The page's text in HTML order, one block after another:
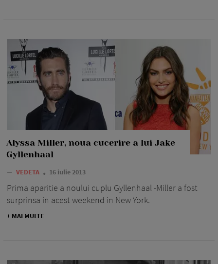
Alyssa Miller, noua cucerire a lui Jake
Gyllenhaal
— VEDETA 16 iulie 2013
Prima aparitie a noului cuplu Gyllenhaal -Miller a fost
surprinsa in acest weekend in New York.
+ MAI MULTE